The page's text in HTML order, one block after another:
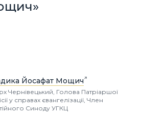
Йосафат Мощич
Чернівецький, Голова Патріаршої
у справах євангелізації, Член
Синоду УГКЦ